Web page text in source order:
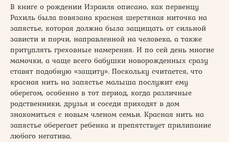
В книге о рождении Израиля описано, как первенцу
Рахиль была повязана красная шерстяная ниточка на
запястье, которая должна была защищать от сильной
зависти и порчи, направленной на человека, а также
притуплять греховные намерения. И по сей день многие
мамочки, а чаще всего бабушки новорожденных сразу
ставят подобную «защиту». Поскольку считается, что
красная нить на запястье малыша послужит ему
оберегом, особенно в тот период, когда различные
родственники, друзья и соседи приходят в дом
знакомиться с новым членом семьи. Красная нить на
запястье оберегает ребенка и препятствует прилипание
любого негатива.